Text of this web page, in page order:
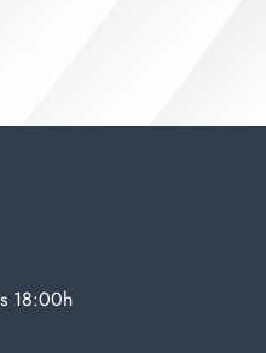
18:00h